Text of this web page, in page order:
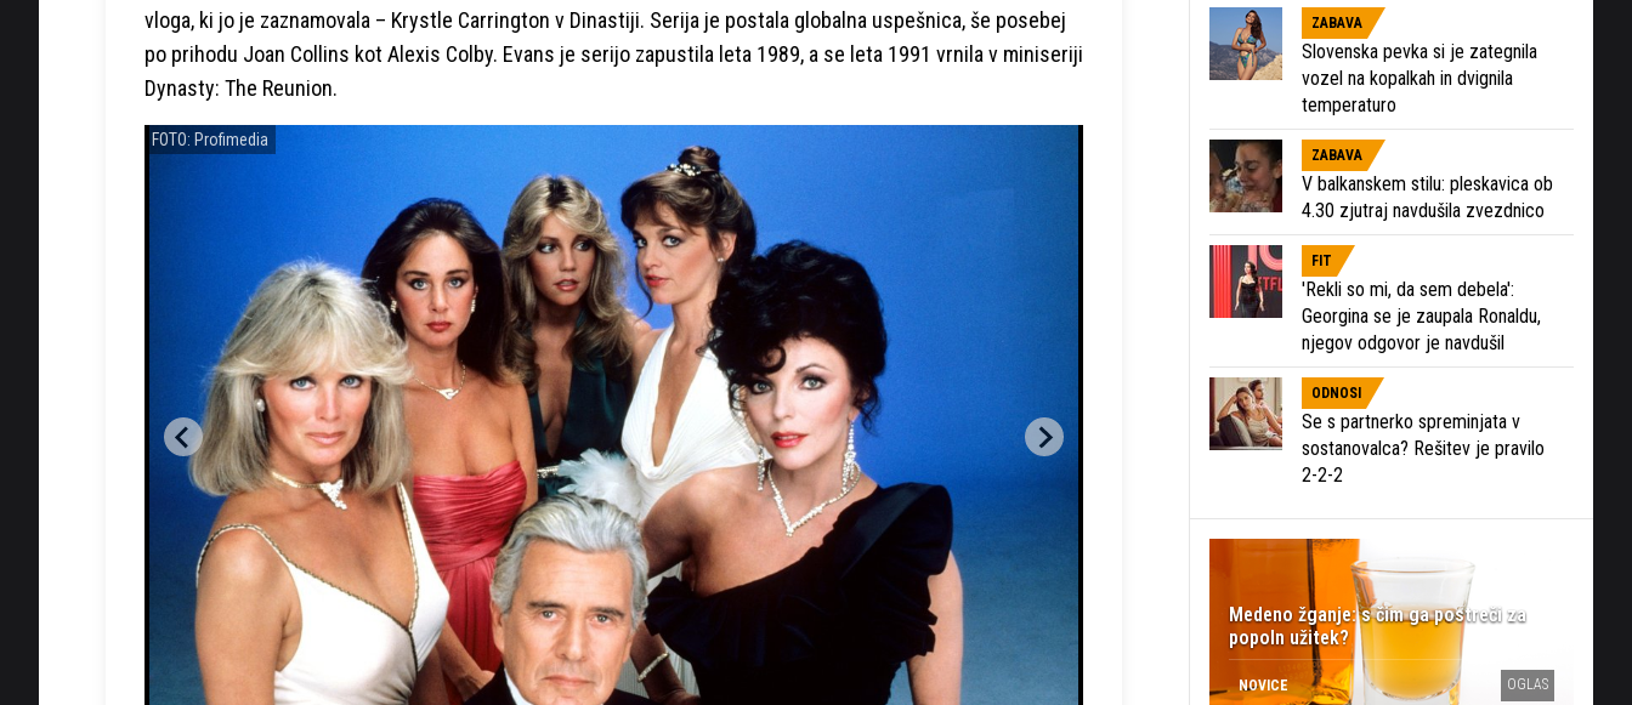
vloga, ki jo je zaznamovala – Krystle Carrington v Dinastiji. Serija je postala globalna uspešnica, še posebej
po prihodu Joan Collins kot Alexis Colby. Evans je serijo zapustila leta 1989, a se leta 1991 vrnila v miniseriji
Dynasty: The Reunion.
FOTO: Profimedia
ZABAVA
Slovenska pevka si je zategnila
vozel na kopalkah in dvignila
temperaturo
ZABAVA
V balkanskem stilu: pleskavica ob
4.30 zjutraj navdušila zvezdnico
FIT
'Rekli so mi, da sem debela':
Georgina se je zaupala Ronaldu,
njegov odgovor je navdušil
ODNOSI
Se s partnerko spreminjata v
sostanovalca? Rešitev je pravilo
2-2-2
Medeno žganje: s čim ga postreči za
popoln užitek?
NOVICE OGLAS